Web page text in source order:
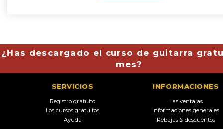
¿Has descargado el curso de guitarra
mes?
SERVICIOS
Registro gratuito
Los cursos gratuitos
Ayuda
INFORMACIONES
Las ventajas
Informaciones generales
Rebajas & descuentos